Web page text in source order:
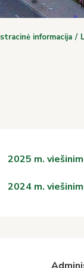
informacija
2025 m.
2024 m.